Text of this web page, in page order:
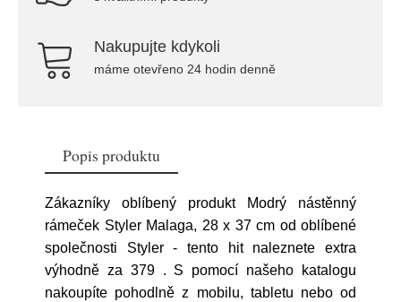
Nakupujte kdykoli
máme otevřeno 24 hodin denně
Popis produktu
Zákazníky oblíbený produkt Modrý nástěnný
rámeček Styler Malaga, 28 x 37 cm od oblíbené
společnosti Styler - tento hit naleznete extra
výhodně za 379 . S pomocí našeho katalogu
nakoupíte pohodlně z mobilu, tabletu nebo od